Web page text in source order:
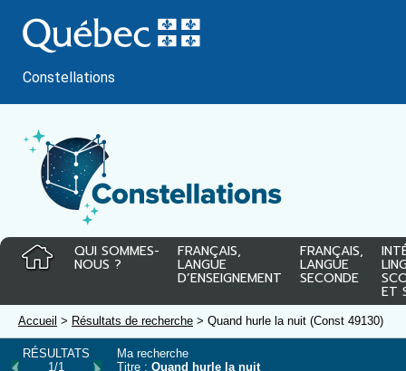
au
contenu
Constellations
QUI SOMMES-
NOUS ?
FRANÇAIS,
LANGUE
D’ENSEIGNEMENT
FRANÇAIS,
LANGUE
SECONDE
ET
Accueil > Résultats de recherche > Quand hurle la nuit (Const 49130)
RÉSULTATS
1/1
Ma recherche
Titre : Quand hurle la nuit